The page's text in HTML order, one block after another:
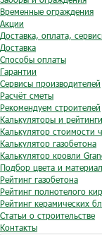
Временные ограждения
Акции
Доставка, оплата,
Доставка
Способы оплаты
Гарантии
Сервисы производителей
Расчёт сметы
Рекомендуем строителей
Калькуляторы и рейтинги
Калькулятор стоимости
Калькулятор газобетона
Калькулятор кровли
Подбор цвета и
Рейтинг газобетона
Рейтинг полнотелого
Рейтинг керамических
Статьи о строительстве
Контакты